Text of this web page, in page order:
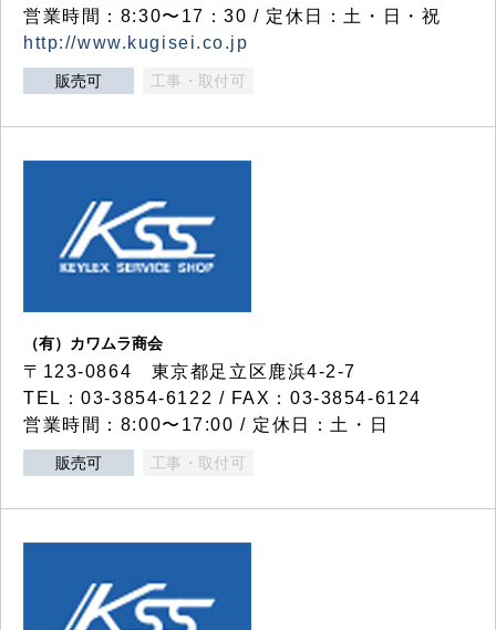
営業時間：8:30〜17：30 / 定休日：土・日・祝
http://www.kugisei.co.jp
販売可 工事・取付可
（有）カワムラ商会
〒123-0864 東京都足立区鹿浜4-2-7
TEL：03-3854-6122 / FAX：03-3854-6124
営業時間：8:00〜17:00 / 定休日：土・日
販売可 工事・取付可